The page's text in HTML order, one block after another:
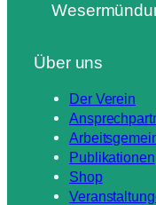
Über uns
Der Verein
Publikationen
Shop